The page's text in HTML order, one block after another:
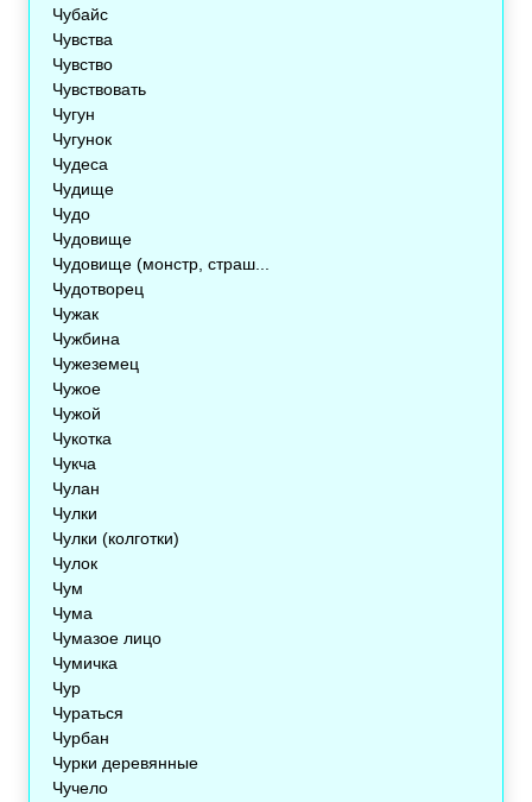
Чубайс
Чувства
Чувство
Чувствовать
Чугун
Чугунок
Чудеса
Чудище
Чудо
Чудовище
Чудовище (монстр, страш...
Чудотворец
Чужак
Чужбина
Чужеземец
Чужое
Чужой
Чукотка
Чукча
Чулан
Чулки
Чулки (колготки)
Чулок
Чум
Чума
Чумазое лицо
Чумичка
Чур
Чураться
Чурбан
Чурки деревянные
Чучело